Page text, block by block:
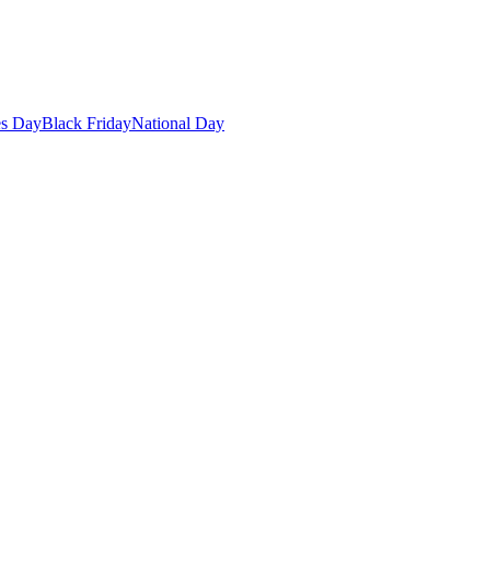
DayBlack FridayNational Day